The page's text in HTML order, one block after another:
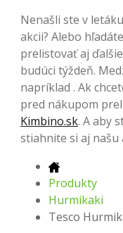
Nenašli ste v
akcii? Alebo
prelistovať aj
budúci týždeň.
napríklad . Ak
pred nákupom
Kimbino.sk. A aby
stiahnite si aj našu
Produkty
Hurmikaki
Tesco